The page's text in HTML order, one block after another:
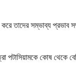
করে তাদের সম্ভাব্য
পটাসিয়ামকে কোষ থেকে